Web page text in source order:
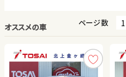
オススメの車 ページ数